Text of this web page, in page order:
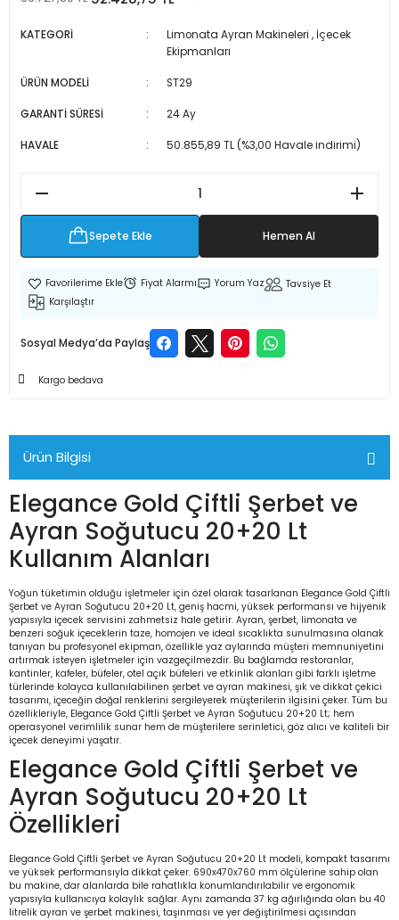
Malzemeleri
Parça
Patlatma) Yedek Parça
KATEGORİ Limonata Ayran Makineleri , İçecek
Ekipmanları
ÜRÜN MODELİ ST29
GARANTİ SÜRESİ 24 Ay
HAVALE 50.855,89 TL (%3,00 Havale indirimi)
Sepete Ekle Hemen Al
Fiyat Alarmı Yorum Yaz
Tavsiye Et
Karşılaştır
Sosyal Medya’da Paylaş
Kargo bedava
Ürün Bilgisi
Elegance Gold Çiftli Şerbet ve
Ayran Soğutucu 20+20 Lt
Kullanım Alanları
Yoğun tüketimin olduğu işletmeler için özel olarak tasarlanan Elegance Gold Çiftli
Şerbet ve Ayran Soğutucu 20+20 Lt, geniş hacmi, yüksek performansı ve hijyenik
yapısıyla içecek servisini zahmetsiz hale getirir. Ayran, şerbet, limonata ve
benzeri soğuk içeceklerin taze, homojen ve ideal sıcaklıkta sunulmasına olanak
tanıyan bu profesyonel ekipman, özellikle yaz aylarında müşteri memnuniyetini
artırmak isteyen işletmeler için vazgeçilmezdir. Bu bağlamda restoranlar,
kantinler, kafeler, büfeler, otel açık büfeleri ve etkinlik alanları gibi farklı işletme
türlerinde kolayca kullanılabilinen şerbet ve ayran makinesi, şık ve dikkat çekici
tasarımı, içeceğin doğal renklerini sergileyerek müşterilerin ilgisini çeker. Tüm bu
özellikleriyle, Elegance Gold Çiftli Şerbet ve Ayran Soğutucu 20+20 Lt; hem
operasyonel verimlilik sunar hem de müşterilere serinletici, göz alıcı ve kaliteli bir
içecek deneyimi yaşatır.
Elegance Gold Çiftli Şerbet ve
Ayran Soğutucu 20+20 Lt
Özellikleri
Elegance Gold Çiftli Şerbet ve Ayran Soğutucu 20+20 Lt modeli, kompakt tasarımı
ve yüksek performansıyla dikkat çeker. 690x470x760 mm ölçülerine sahip olan
bu makine, dar alanlarda bile rahatlıkla konumlandırılabilir ve ergonomik
yapısıyla kullanıcıya kolaylık sağlar. Aynı zamanda 37 kg ağırlığında olan bu 40
litrelik ayran ve şerbet makinesi, taşınması ve yer değiştirilmesi açısından